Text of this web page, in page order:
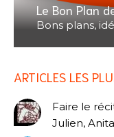
Le Bon Plan
Bons plans,
ARTICLES LES
Faire le
Julien,